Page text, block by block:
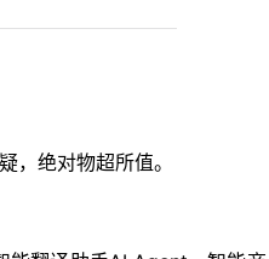
，绝对物超所值。